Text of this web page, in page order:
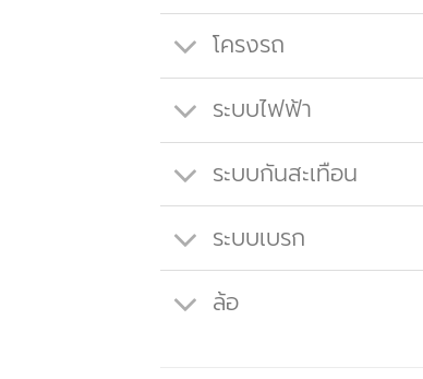
โครงรถ
ระบบไฟฟ้า
ระบบกันสะเทือน
ระบบเบรก
ล้อ